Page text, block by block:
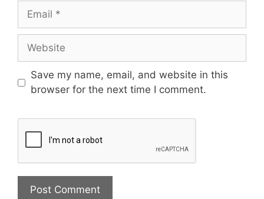
Save my name, email, and website in this
browser for the next time I comment.